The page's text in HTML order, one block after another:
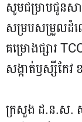
សូមជម្រាបជូនស
សម្របសម្រួល
គម្រោងផ្សារ
សង្កាត់ឫស្សីកែវ
ក្រសួង ដ.ន.ស.​